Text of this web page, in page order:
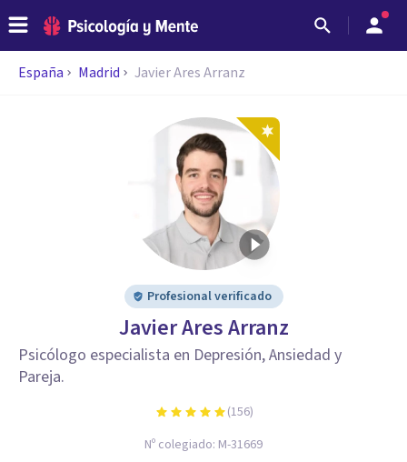
España Madrid Javier Ares Arranz
Profesional verificado
Javier Ares Arranz
Psicólogo especialista en Depresión, Ansiedad y
Pareja.
(156)
Nº colegiado: M-31669